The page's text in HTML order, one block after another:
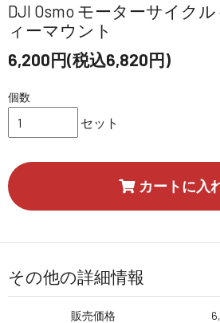
DJI Osmo モーターサイク
ィーマウント
6,200円(税込6,820円)
個数
セット
カートに入
その他の詳細情報
販売価格